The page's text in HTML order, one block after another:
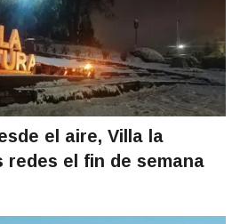
el aire, Villa la
redes el fin de semana